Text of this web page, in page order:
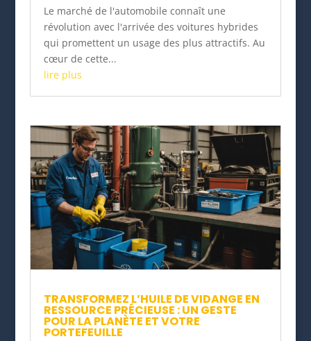
Le marché de l'automobile connaît une
révolution avec l'arrivée des voitures hybrides
qui promettent un usage des plus attractifs. Au
cœur de cette...
lire plus
TRANSFORMEZ L’HUILE DE VIDANGE EN
RESSOURCE PRÉCIEUSE : UN GESTE
POUR LA PLANÈTE ET VOTRE
PORTEFEUILLE